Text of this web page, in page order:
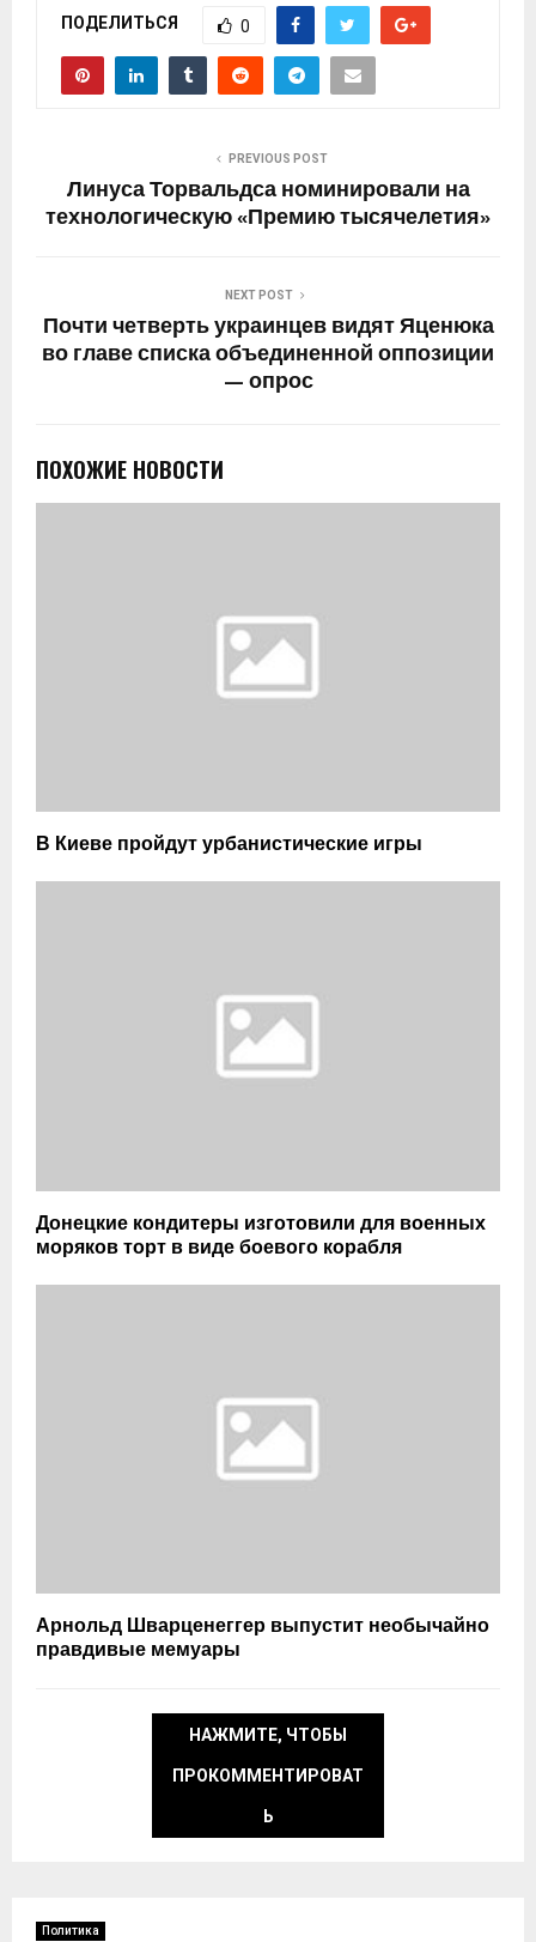
ПОДЕЛИТЬСЯ 0
PREVIOUS POST
Линуса Торвальдса номинировали на
технологическую «Премию тысячелетия»
NEXT POST
Почти четверть украинцев видят Яценюка
во главе списка объединенной оппозиции
— опрос
ПОХОЖИЕ НОВОСТИ
В Киеве пройдут урбанистические игры
Донецкие кондитеры изготовили для военных
моряков торт в виде боевого корабля
Арнольд Шварценеггер выпустит необычайно
правдивые мемуары
НАЖМИТЕ, ЧТОБЫ
ПРОКОММЕНТИРОВАТ
Ь
Политика